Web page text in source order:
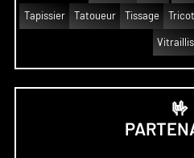
Tapissier Tatoueur Tissage Tricot
🤟